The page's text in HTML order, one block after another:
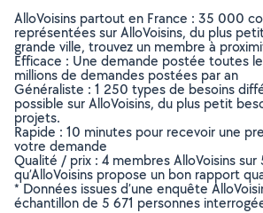
AlloVoisins partout en France : 35 000
représentées sur AlloVoisins, du plus
grande ville, trouvez un membre à
Efficace : Une demande postée toutes
millions de demandes postées par an
Généraliste : 1 250 types de besoins
possible sur AlloVoisins, du plus petit
projets.
Rapide : 10 minutes pour recevoir une
votre demande
Qualité / prix : 4 membres AlloVoisins
qu’AlloVoisins propose un bon rapport
* Données issues d’une enquête
échantillon de 5 671 personnes